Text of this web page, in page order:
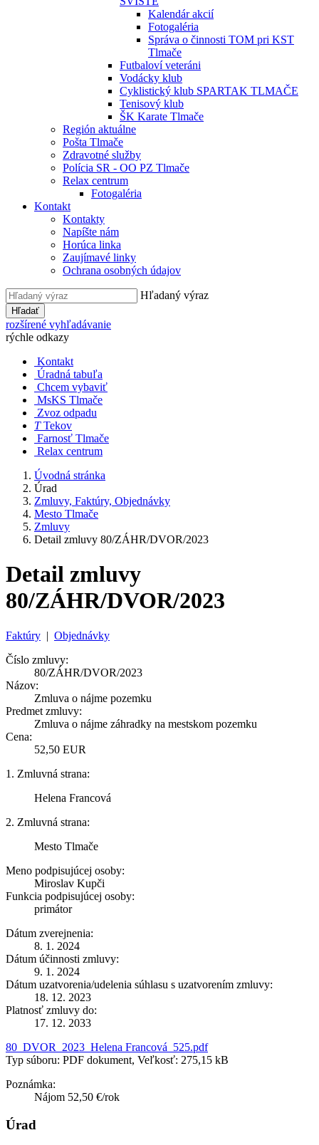
Kalendár akcií
Fotogaléria
Správa o činnosti TOM pri KST
Tlmače
Futbaloví veteráni
Vodácky klub
Cyklistický klub SPARTAK TLMAČE
Tenisový klub
ŠK Karate Tlmače
Región aktuálne
Pošta Tlmače
Zdravotné služby
Polícia SR - OO PZ Tlmače
Relax centrum
Fotogaléria
Kontakt
Kontakty
Napíšte nám
Horúca linka
Zaujímavé linky
Ochrana osobných údajov
Hľadaný výraz
Hľadať
rozšírené vyhľadávanie
rýchle odkazy
Kontakt
Úradná tabuľa
Chcem vybaviť
MsKS Tlmače
Zvoz odpadu
T Tekov
Farnosť Tlmače
Relax centrum
Úvodná stránka
Úrad
Zmluvy, Faktúry, Objednávky
Mesto Tlmače
Zmluvy
Detail zmluvy 80/ZÁHR/DVOR/2023
Detail zmluvy
80/ZÁHR/DVOR/2023
Faktúry | Objednávky
Číslo zmluvy:
80/ZÁHR/DVOR/2023
Názov:
Zmluva o nájme pozemku
Predmet zmluvy:
Zmluva o nájme záhradky na mestskom pozemku
Cena:
52,50 EUR
1. Zmluvná strana:
Helena Francová
2. Zmluvná strana:
Mesto Tlmače
Meno podpisujúcej osoby:
Miroslav Kupči
Funkcia podpisujúcej osoby:
primátor
Dátum zverejnenia:
8. 1. 2024
Dátum účinnosti zmluvy:
9. 1. 2024
Dátum uzatvorenia/udelenia súhlasu s uzatvorením zmluvy:
18. 12. 2023
Platnosť zmluvy do:
17. 12. 2033
80_DVOR_2023_Helena Francová_525.pdf
Typ súboru: PDF dokument, Veľkosť: 275,15 kB
Poznámka:
Nájom 52,50 €/rok
Úrad